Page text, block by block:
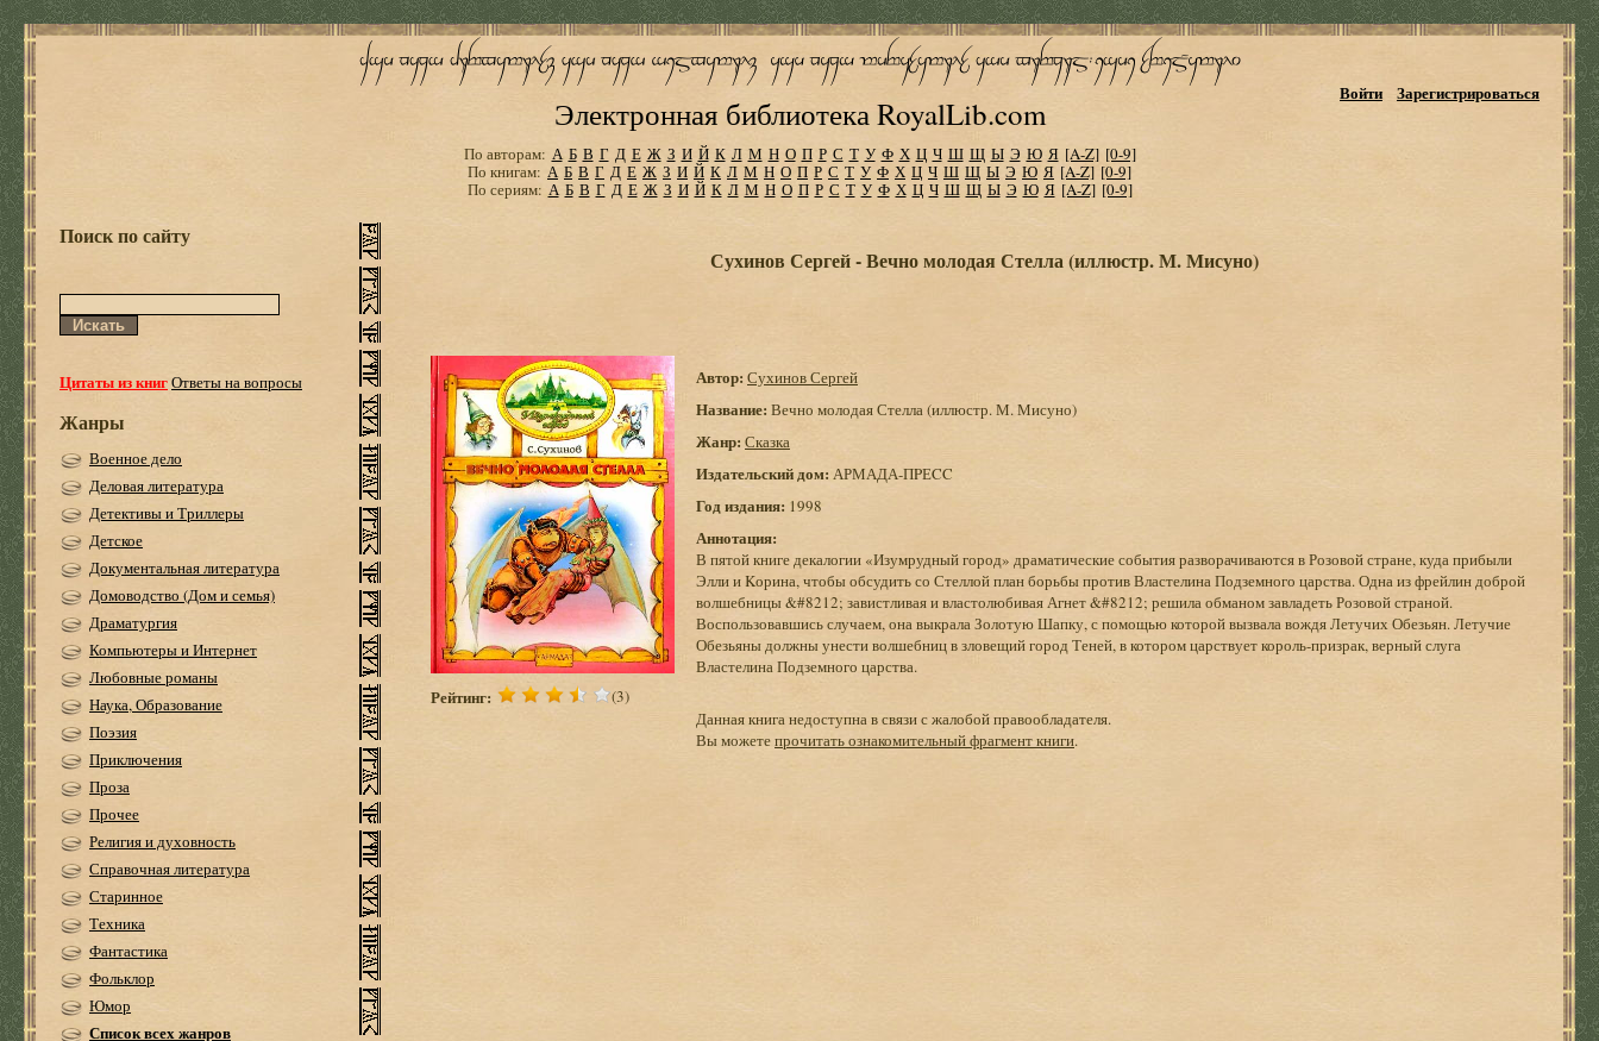
Электронная библиотека RoyalLib.com
Войти Зарегистрироваться
По авторам: А Б В Г Д Е Ж З И Й К Л М Н О П Р С Т У Ф Х Ц Ч Ш Щ Ы Э Ю Я [A-Z] [0-9]
По книгам: А Б В Г Д Е Ж З И Й К Л М Н О П Р С Т У Ф Х Ц Ч Ш Щ Ы Э Ю Я [A-Z] [0-9]
По сериям: А Б В Г Д Е Ж З И Й К Л М Н О П Р С Т У Ф Х Ц Ч Ш Щ Ы Э Ю Я [A-Z] [0-9]
Поиск по сайту
Цитаты из книгОтветы на вопросы
Жанры
Военное дело
Деловая литература
Детективы и Триллеры
Детское
Документальная литература
Домоводство (Дом и семья)
Драматургия
Компьютеры и Интернет
Любовные романы
Наука, Образование
Поэзия
Приключения
Проза
Прочее
Религия и духовность
Справочная литература
Старинное
Техника
Фантастика
Фольклор
Юмор
Список всех жанров
Сухинов Сергей - Вечно молодая Стелла (иллюстр. М. Мисуно)
Рейтинг: (3)
Автор: Сухинов Сергей
Название: Вечно молодая Стелла (иллюстр. М. Мисуно)
Жанр: Сказка
Издательский дом: АРМАДА-ПPЕCC
Год издания: 1998
Аннотация:
В пятой книге декалогии «Изумрудный город» драматические события разворачиваются в Розовой стране, куда прибыли
Элли и Kорина, чтобы обсудить со Стеллой план борьбы против Властелина Подземного царства. Одна из фрейлин доброй
волшебницы &#8212; завистливая и властолюбивая Агнет &#8212; решила обманом завладеть Розовой страной.
Воспользовавшись случаем, она выкрала Золотую Шапку, с помощью которой вызвала вождя Летучих Обезьян. Летучие
Обезьяны должны унести волшебниц в зловещий город Теней, в котором царствует король-призрак, верный слуга
Властелина Подземного царства.
Данная книга недоступна в связи с жалобой правообладателя.
Вы можетепрочитать ознакомительный фрагмент книги.